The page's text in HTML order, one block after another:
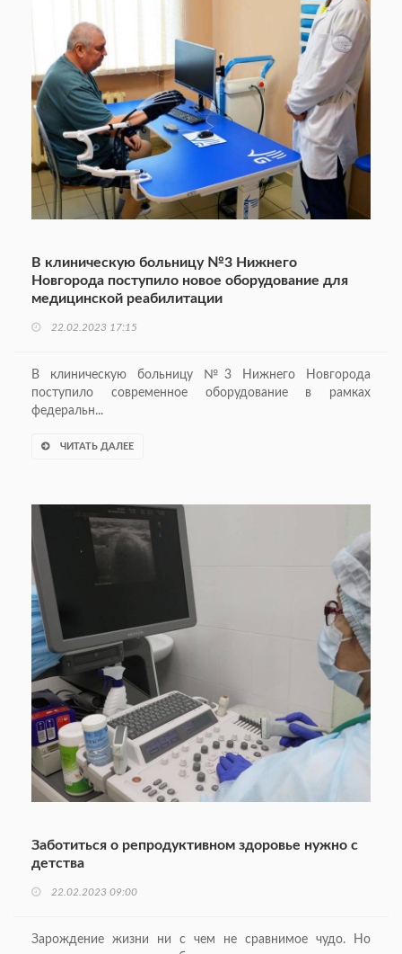
В клиническую больницу №3 Нижнего
Новгорода поступило новое оборудование для
медицинской реабилитации
22.02.2023 17:15
В клиническую больницу №3 Нижнего Новгорода
поступило современное оборудование в рамках
федеральн...
ЧИТАТЬ ДАЛЕЕ
Заботиться о репродуктивном здоровье нужно с
детства
22.02.2023 09:00
Зарождение жизни ни с чем не сравнимое чудо. Но